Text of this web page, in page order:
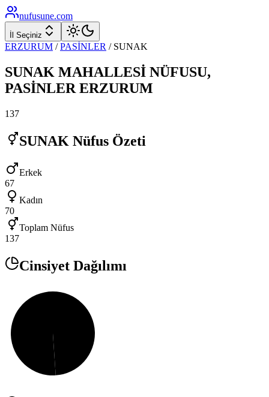
nufusune.com
İl Seçiniz
ERZURUM / PASİNLER / SUNAK
SUNAK MAHALLESİ NÜFUSU,
PASİNLER ERZURUM
137
SUNAK Nüfus Özeti
Erkek
67
Kadın
70
Toplam Nüfus
137
Cinsiyet Dağılımı